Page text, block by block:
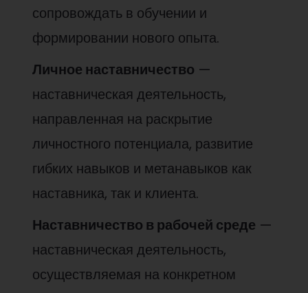
сопровождать в обучении и
формировании нового опыта.
Личное наставничество —
наставническая деятельность,
направленная на раскрытие
личностного потенциала, развитие
гибких навыков и метанавыков как
наставника, так и клиента.
Наставничество в рабочей среде —
наставническая деятельность,
осуществляемая на конкретном